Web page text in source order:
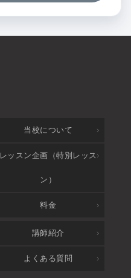
当校について
レッスン企画（特別レッス
ン）
料金
講師紹介
よくある質問